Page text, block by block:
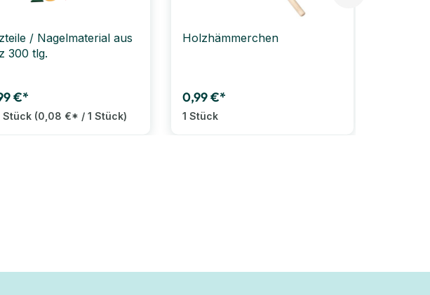
/ Nagelmaterial aus
300 tlg.
€*
Stück (0,08 €* / 1 Stück)
Holzhämmerchen
0,99 €*
1 Stück